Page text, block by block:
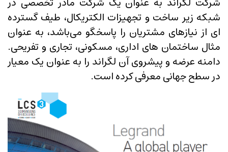
شبکه زیر ساخت و تجهیزات الکتریکال، طیف گسترده
ای از نیازهای مشتریان را پاسخگو می‌باشد، به عنوان
مثال ساختمان های اداری، مسکونی، تجاری و تفریحی.
دامنه عرضه و پیشروی آن لگراند را به عنوان یک معیار
در سطح جهانی معرفی کرده است.